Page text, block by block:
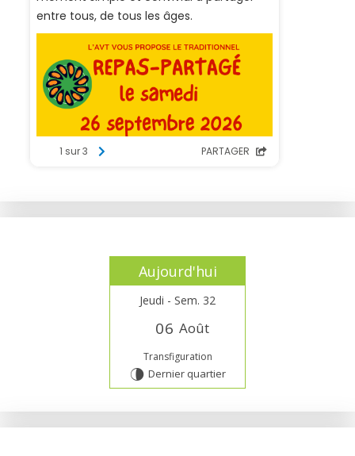
Aujourd'hui
Jeudi - Sem. 32
06 Août
Transfiguration
U Dernier quartier